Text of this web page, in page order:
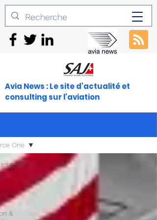
Avia News : Le site d'actualité et
consulting sur l'aviation
posts
&
&
One